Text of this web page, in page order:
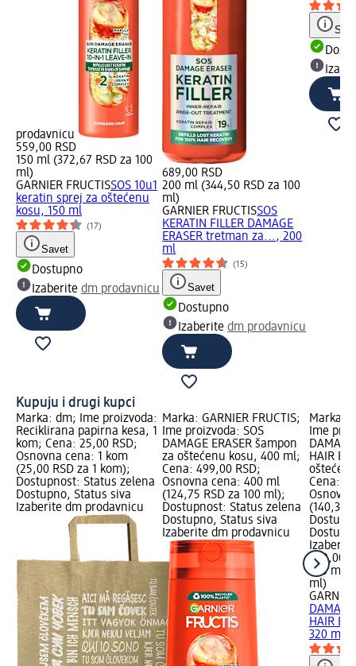
prodavnicu
559,00 RSD
150 ml (372,67 RSD za 100
ml)
GARNIER FRUCTISSOS 10u1
keratin sprej za oštećenu
kosu, 150 ml
(17)
Savet
Dostupno
Izaberite dm prodavnicu
689,00 RSD
200 ml (344,50 RSD za 100
ml)
GARNIER FRUCTISSOS
KERATIN FILLER DAMAGE
ERASER tretman za..., 200
ml
(15)
Savet
Dostupno
Izaberitedm prodavnicu
Kupuju i drugi kupci
Marka: dm; Ime proizvoda:
Reciklirana papirna kesa, 1
kom; Cena: 25,00 RSD;
Osnovna cena: 1 kom
(25,00 RSD za 1 kom);
Dostupnost: Status zelena
Dostupno, Status siva
Izaberite dm prodavnicu
Marka: GARNIER FRUCTIS;
Ime proizvoda: SOS
DAMAGE ERASER šampon
za oštećenu kosu, 400 ml;
Cena: 499,00 RSD;
Osnovna cena: 400 ml
(124,75 RSD za 100 ml);
Dostupnost: Status zelena
Dostupno, Status siva
Izaberite dm prodavnicu
Marka:
Ime
HAIR
Cena:
(140,31
449,00
320 ml
ml)
HAIR
320 ml